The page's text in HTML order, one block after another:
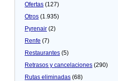
Ofertas (127)
Otros (1.935)
Pyrenair (2)
Renfe (7)
Restaurantes (5)
Retrasos y cancelaciones (290)
Rutas eliminadas (68)